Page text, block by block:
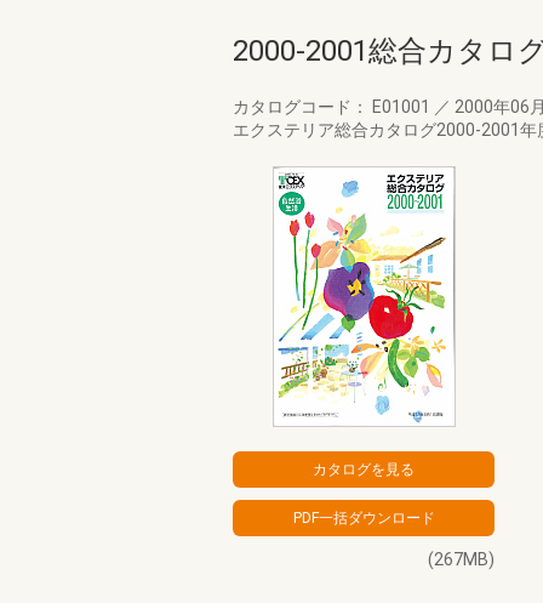
2000-2001総合カタロ
カタログコード： E01001 ／ 2000年06
エクステリア総合カタログ2000-2001年
(267MB)